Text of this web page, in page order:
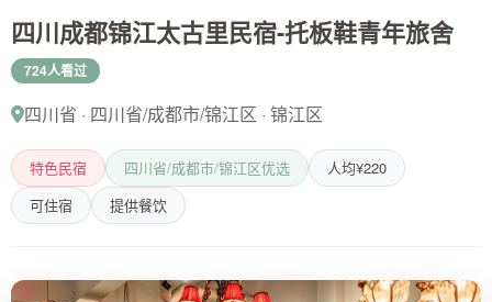
四川成都锦江太古里民宿-托板鞋青年旅舍
724人看过
四川省 · 四川省/成都市/锦江区 · 锦江区
特色民宿 四川省/成都市/锦江区优选
人均¥220
可住宿
提供餐饮